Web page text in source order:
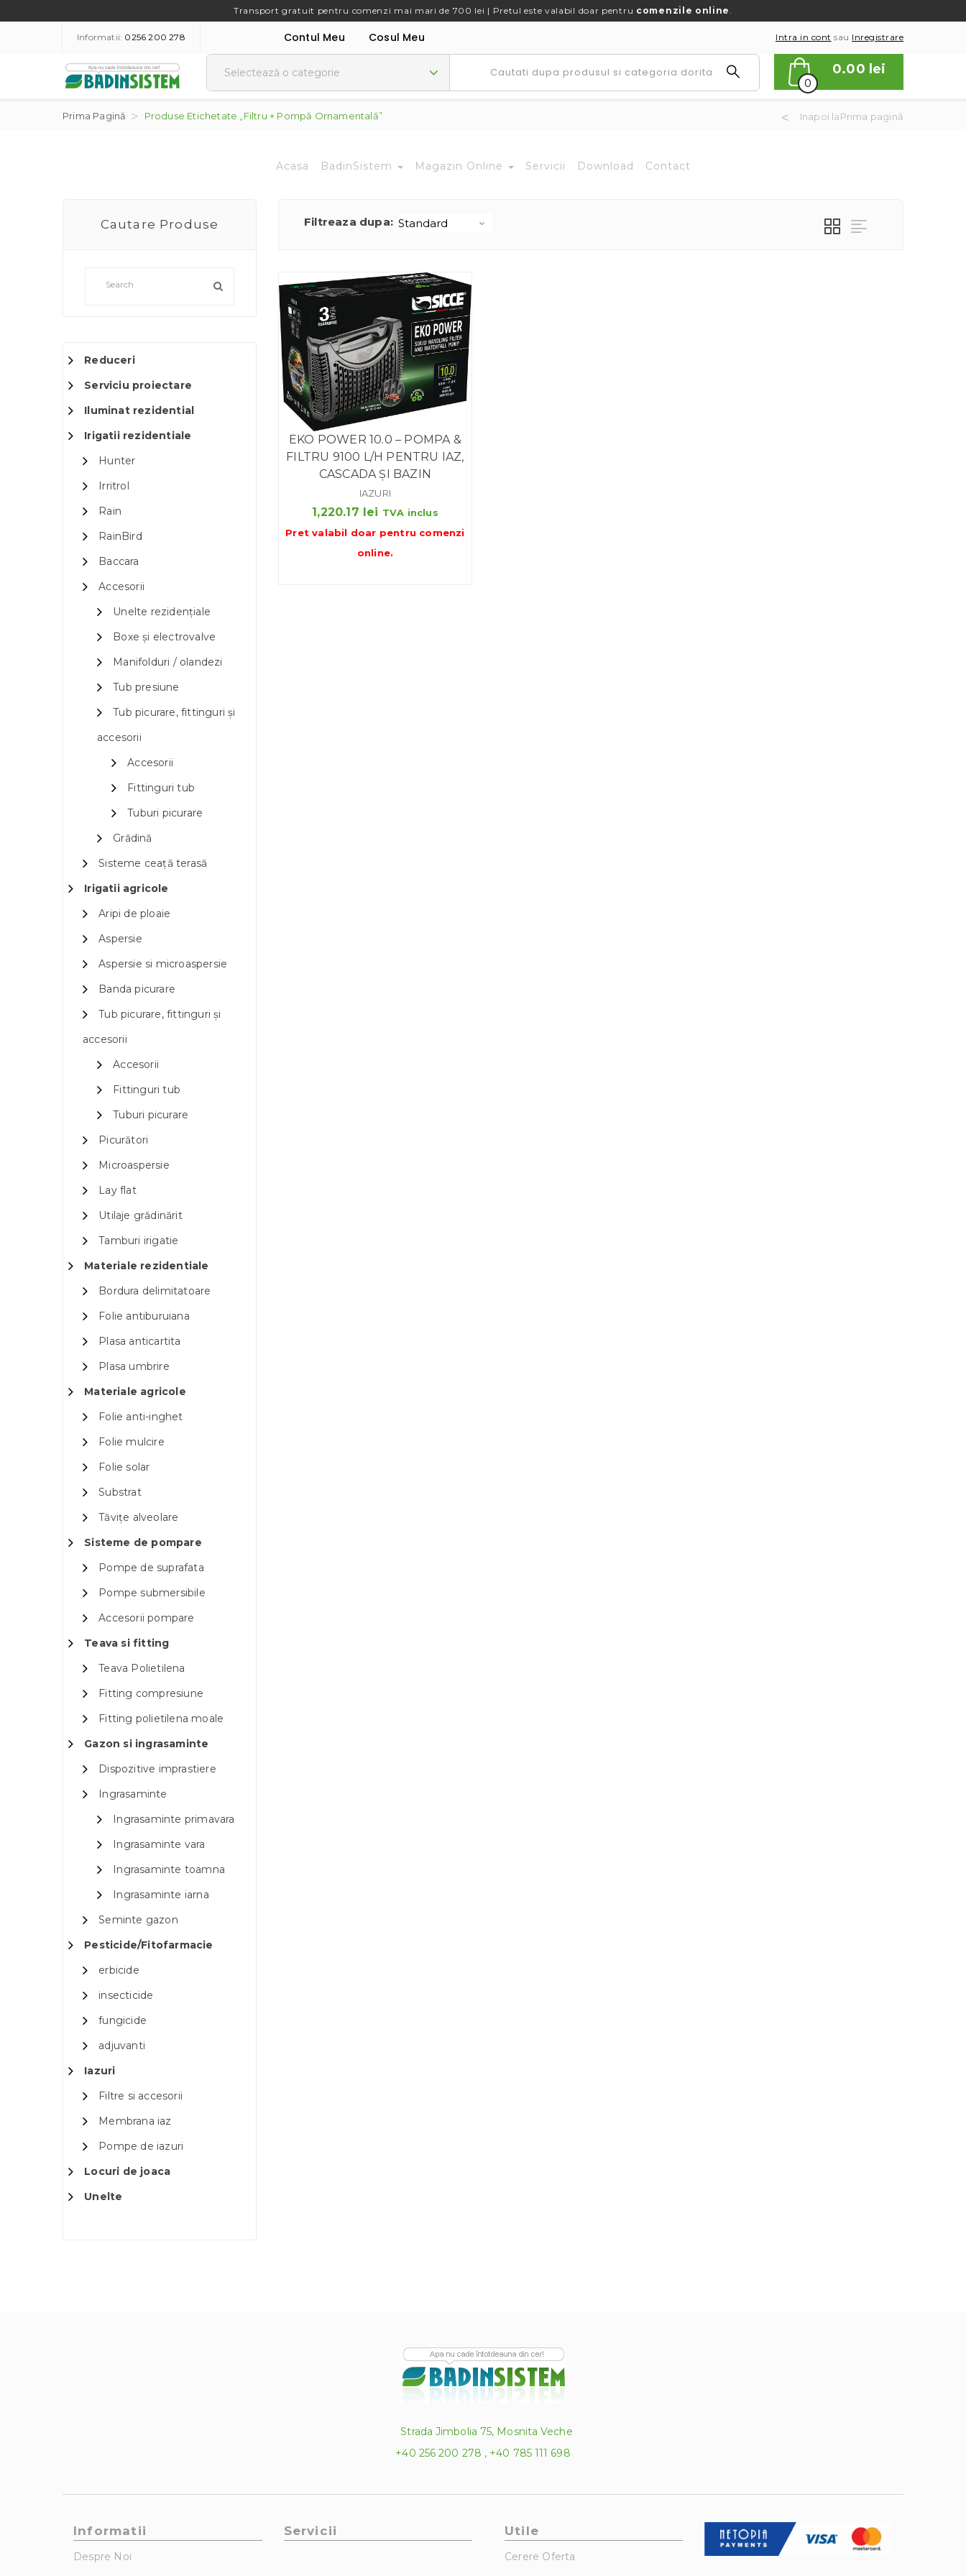
Transport gratuit pentru comenzi mai mari de 700 lei | Pretul este valabil doar pentru comenzile online.
Informatii: 0256 200 278 Contul Meu Cosul Meu Intra in cont sau Inregistrare
0
0.00 lei
Prima Pagină Produse Etichetate „filtru + Pompă Ornamentală” Inapoi laPrima pagină
Acasa BadinSistem Magazin Online Servicii Download Contact
Cautare Produse
Reduceri
Serviciu proiectare
Iluminat rezidential
Irigatii rezidentiale
Hunter
Irritrol
Rain
RainBird
Baccara
Accesorii
Unelte rezidențiale
Boxe și electrovalve
Manifolduri / olandezi
Tub presiune
Tub picurare, fittinguri și
accesorii
Accesorii
Fittinguri tub
Tuburi picurare
Grădină
Sisteme ceață terasă
Irigatii agricole
Aripi de ploaie
Aspersie
Aspersie si microaspersie
Banda picurare
Tub picurare, fittinguri și
accesorii
Accesorii
Fittinguri tub
Tuburi picurare
Picurători
Microaspersie
Lay flat
Utilaje grădinărit
Tamburi irigatie
Materiale rezidentiale
Bordura delimitatoare
Folie antiburuiana
Plasa anticartita
Plasa umbrire
Materiale agricole
Folie anti-inghet
Folie mulcire
Folie solar
Substrat
Tăvițe alveolare
Sisteme de pompare
Pompe de suprafata
Pompe submersibile
Accesorii pompare
Teava si fitting
Teava Polietilena
Fitting compresiune
Fitting polietilena moale
Gazon si ingrasaminte
Dispozitive imprastiere
Ingrasaminte
Ingrasaminte primavara
Ingrasaminte vara
Ingrasaminte toamna
Ingrasaminte iarna
Seminte gazon
Pesticide/Fitofarmacie
erbicide
insecticide
fungicide
adjuvanti
Iazuri
Filtre si accesorii
Membrana iaz
Pompe de iazuri
Locuri de joaca
Unelte
Filtreaza dupa:
EKO POWER 10.0 – POMPA &
FILTRU 9100 L/H PENTRU IAZ,
CASCADA ȘI BAZIN
IAZURI
1,220.17 lei TVA inclus
Pret valabil doar pentru comenzi
online.
Strada Jimbolia 75, Mosnita Veche
+40 256 200 278 , +40 785 111 698
Informatii
Despre Noi
Servicii Utile
Cerere Oferta